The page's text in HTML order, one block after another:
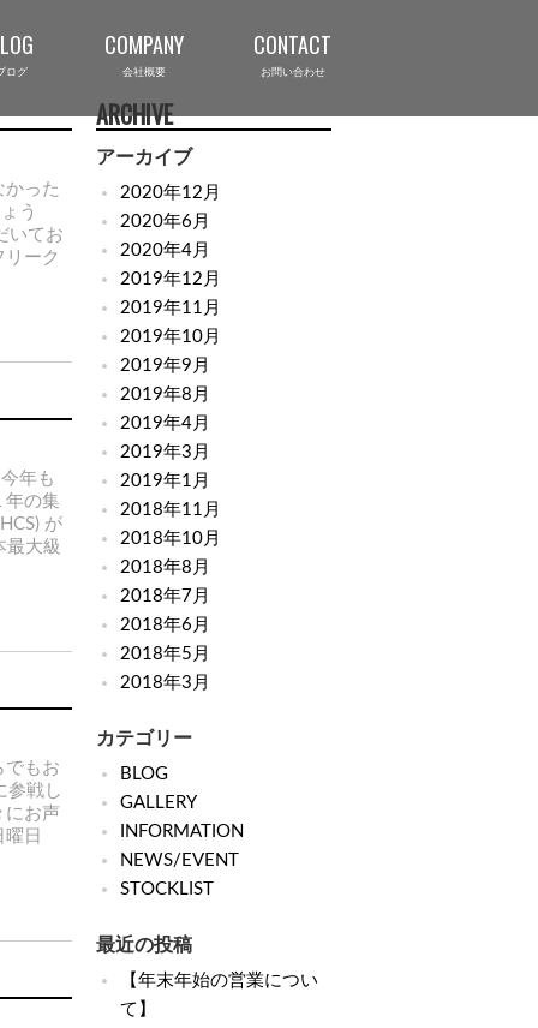
ログ
COMPANY
会社概要
CONTACT
お問い合わせ
かった
う
いてお
ーク
年も
年の集
が
最大級
でもお
参戦し
にお声
日
ARCHIVE
アーカイブ
2020年12月
2020年6月
2020年4月
2019年12月
2019年11月
2019年10月
2019年9月
2019年8月
2019年4月
2019年3月
2019年1月
2018年11月
2018年10月
2018年8月
2018年7月
2018年6月
2018年5月
2018年3月
カテゴリー
BLOG
GALLERY
INFORMATION
NEWS/EVENT
STOCKLIST
最近の投稿
【年末年始の営業につい
て】